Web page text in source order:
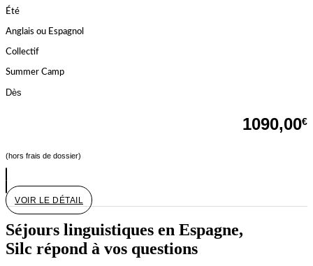
Été
Anglais ou Espagnol
Collectif
Summer Camp
Dès
1090,00€
(hors frais de dossier)
VOIR LE DÉTAIL
Séjours linguistiques en Espagne,
Silc répond à vos questions